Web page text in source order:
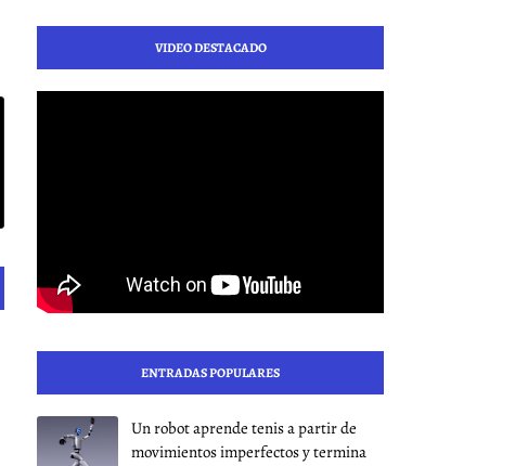
VIDEO DESTACADO
ENTRADAS POPULARES
Un robot aprende tenis a partir de
movimientos imperfectos y termina